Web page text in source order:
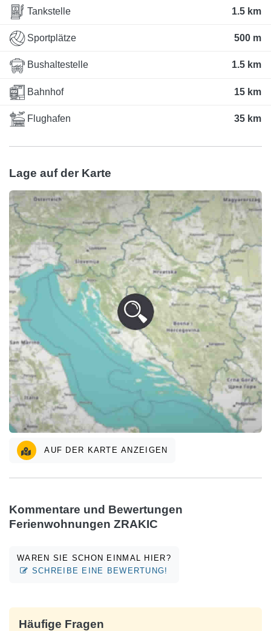
Tankstelle 1.5 km
Sportplätze 500 m
Bushaltestelle 1.5 km
Bahnhof 15 km
Flughafen 35 km
Lage auf der Karte
AUF DER KARTE ANZEIGEN
Kommentare und Bewertungen
Ferienwohnungen ZRAKIC
WAREN SIE SCHON EINMAL HIER?
SCHREIBE EINE BEWERTUNG!
Häufige Fragen